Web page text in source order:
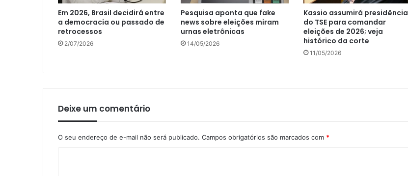
Em 2026, Brasil decidirá entre
a democracia ou passado de
retrocessos
2/07/2026
Pesquisa aponta que fake
news sobre eleições miram
urnas eletrônicas
14/05/2026
Kassio assumirá presidência
do TSE para comandar
eleições de 2026; veja
histórico da corte
11/05/2026
Deixe um comentário
O seu endereço de e-mail não será publicado. Campos obrigatórios são marcados com *